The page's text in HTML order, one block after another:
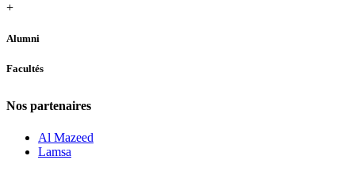
+
Alumni
Facultés
Nos partenaires
Al Mazeed
Lamsa